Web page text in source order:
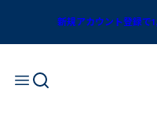
新規アカウント登録で